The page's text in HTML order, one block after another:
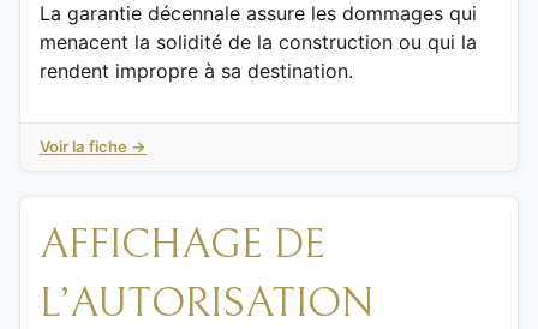
La garantie décennale assure les dommages qui
menacent la solidité de la construction ou qui la
rendent impropre à sa destination.
Voir la fiche →
AFFICHAGE DE
L’AUTORISATION